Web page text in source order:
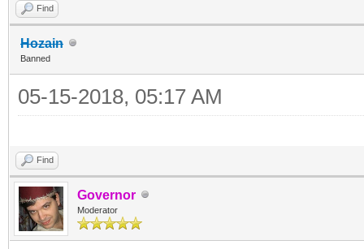
Find
Hozain
Banned
05-15-2018, 05:17 AM
Find
Governor
Moderator